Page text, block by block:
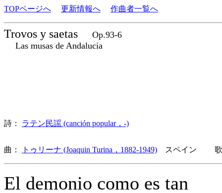
TOPページへ 更新情報へ 作曲者一覧へ
Trovos y saetas
Op.93-6
Las musas de Andalucia
詩： ラテン民謡 (canción popular，-)
曲： トゥリーナ (Joaquin Turina，1882-1949) スペイン 歌詞
El demonio como es tan